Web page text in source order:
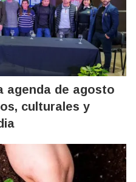
agenda de agosto
culturales y